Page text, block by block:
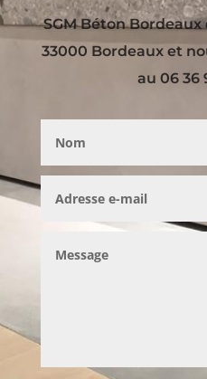
SGM Béton
33000 Bordeaux et
au 06 36